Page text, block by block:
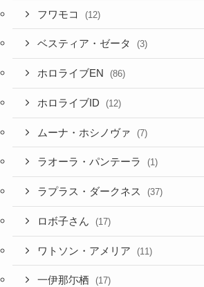
フワモコ (12)
ベスティア・ゼータ (3)
ホロライブEN (86)
ホロライブID (12)
ムーナ・ホシノヴァ (7)
ラオーラ・パンテーラ (1)
ラプラス・ダークネス (37)
ロボ子さん (17)
ワトソン・アメリア (11)
一伊那尓栖 (17)